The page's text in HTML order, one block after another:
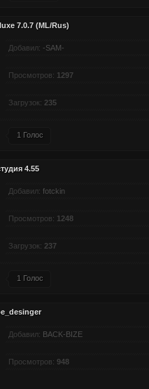
7.0.7 (ML/Rus)
Добавил: -SAM-
Просмотров: 1297
Загрузок: 235
1 Голос
4.55
Добавил: fotckin
Просмотров: 1248
Загрузок: 237
1 Голос
Добавил: BACK-BIZE
Просмотров: 948